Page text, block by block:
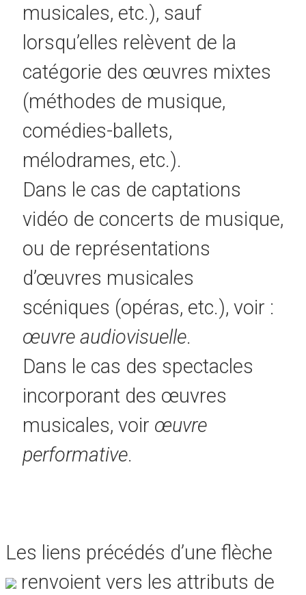
musicales, etc.), sauf
lorsqu’elles relèvent de la
catégorie des œuvres mixtes
(méthodes de musique,
comédies-ballets,
mélodrames, etc.).
Dans le cas de captations
vidéo de concerts de musique,
ou de représentations
d’œuvres musicales
scéniques (opéras, etc.), voir :
œuvre audiovisuelle.
Dans le cas des spectacles
incorporant des œuvres
musicales, voir œuvre
performative.
Les liens précédés d’une flèche
renvoient vers les attributs de